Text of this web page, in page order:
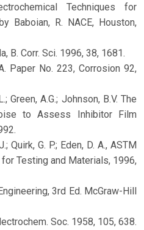
Techniques for
Baboian, R. NACE, Houston,
B. Corr. Sci. 1996, 38, 1681.
Paper No. 223, Corrosion 92,
Green, A.G.; Johnson, B.V. The
to Assess Inhibitor Film
Quirk, G. P.; Eden, D. A., ASTM
Testing and Materials, 1996,
3rd Ed. McGraw-Hill
Soc. 1958, 105, 638.